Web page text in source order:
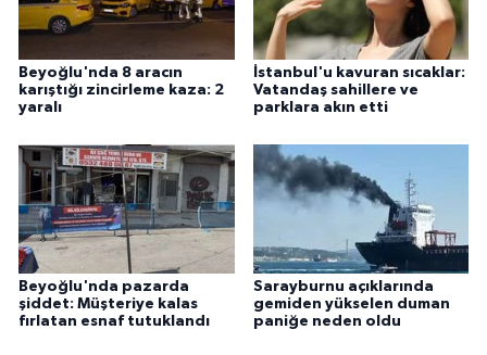
Beyoğlu'nda 8 aracın
karıştığı zincirleme kaza: 2
yaralı
İstanbul'u kavuran sıcaklar:
Vatandaş sahillere ve
parklara akın etti
Beyoğlu'nda pazarda
şiddet: Müşteriye kalas
fırlatan esnaf tutuklandı
Sarayburnu açıklarında
gemiden yükselen duman
paniğe neden oldu